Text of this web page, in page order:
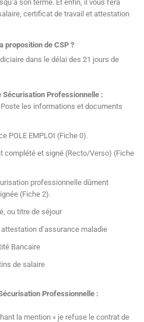
son terme. Et enfin, il vous fera
certificat de travail et attestation
proposition de CSP ?
dans le délai des 21 jours de
Sécurisation Professionnelle :
les informations et documents
POLE EMPLOI (Fiche 0).
complété et signé (Recto/Verso) (Fiche
professionnelle dûment
(Fiche 2).
ou titre de séjour
d’assurance maladie
Bancaire
de salaire
Professionnelle :
la mention « je refuse le contrat de